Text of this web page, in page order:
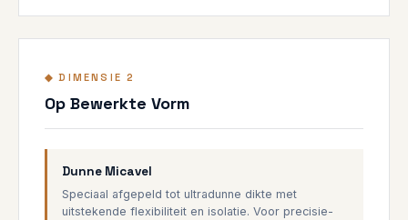
◆ DIMENSIE 2
Op Bewerkte Vorm
Dunne Micavel
Speciaal afgepeld tot ultradunne dikte met
uitstekende flexibiliteit en isolatie. Voor precisie-